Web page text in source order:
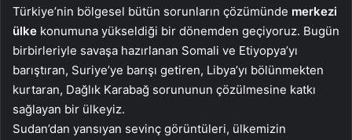
Türkiye’nin bölgesel bütün sorunların çözümünde merkezi
ülke konumuna yükseldiği bir dönemden geçiyoruz. Bugün
birbirleriyle savaşa hazırlanan Somali ve Etiyopya’yı
barıştıran, Suriye’ye barışı getiren, Libya’yı bölünmekten
kurtaran, Dağlık Karabağ sorununun çözülmesine katkı
sağlayan bir ülkeyiz.
Sudan’dan yansıyan sevinç görüntüleri, ülkemizin